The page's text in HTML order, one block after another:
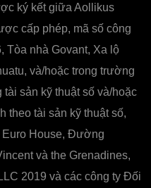
ký kết giữa Aollikus
cấp phép, mã số công
Tòa nhà Govant, Xa lộ
và/hoặc trong trường
sản kỹ thuật số và/hoặc
theo tài sản kỹ thuật số,
Euro House, Đường
và the Grenadines,
2019 và các công ty Đối